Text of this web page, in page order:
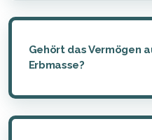
Gehört das Vermögen
Erbmasse?